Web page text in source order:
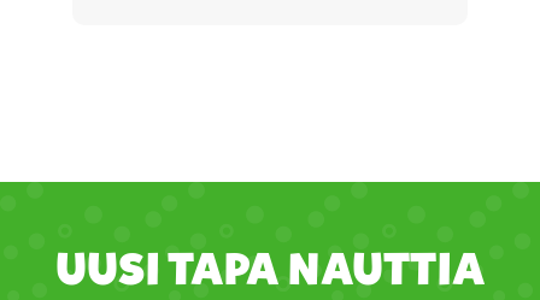
UUSI TAPA NAUTTIA